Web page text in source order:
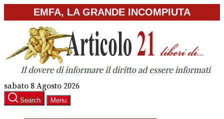
to
content
EMFA, LA GRANDE INCOMPIUTA
sabato 8 Agosto 2026
Search Menu